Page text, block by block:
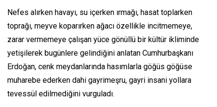
Nefes alırken havayı, su içerken ırmağı, hasat toplarken
toprağı, meyve koparırken ağacı özellikle incitmemeye,
zarar vermemeye çalışan yüce gönüllü bir kültür ikliminde
yetişilerek bugünlere gelindiğini anlatan Cumhurbaşkanı
Erdoğan, cenk meydanlarında hasımlarla göğüs göğüse
muharebe ederken dahi gayrimeşru, gayri insani yollara
tevessül edilmediğini vurguladı.